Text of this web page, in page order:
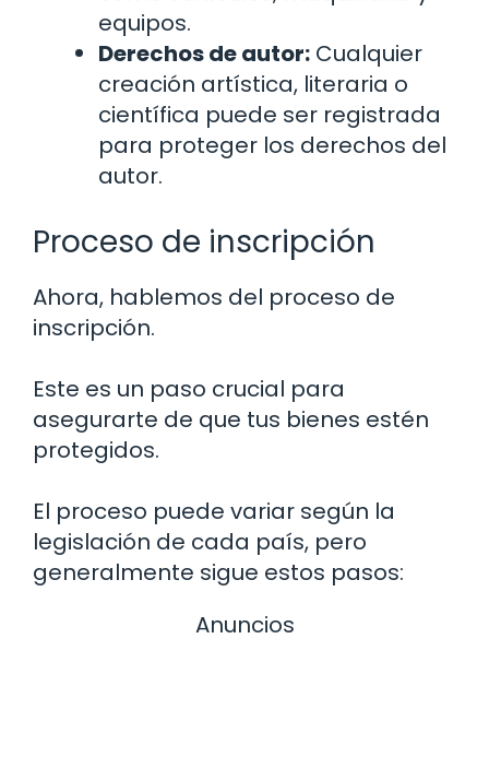
equipos.
Derechos de autor: Cualquier
creación artística, literaria o
científica puede ser registrada
para proteger los derechos del
autor.
Proceso de inscripción
Ahora, hablemos del proceso de
inscripción.
Este es un paso crucial para
asegurarte de que tus bienes estén
protegidos.
El proceso puede variar según la
legislación de cada país, pero
generalmente sigue estos pasos:
Anuncios